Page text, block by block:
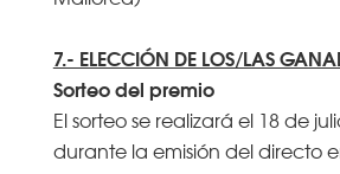
7.- ELECCIÓN DE LOS/LAS
Sorteo del premio
El sorteo se realizará el 18 de
durante la emisión del directo